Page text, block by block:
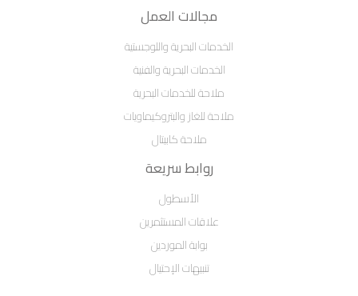
مجالات العمل
الخدمات البحرية واللوجستية
الخدمات البحرية والفنية
ملاحة للخدمات البحرية
ملاحة للغاز والبتروكيماويات
ملاحة كابيتال
روابط سريعة
الأسطول
علاقات المستثمرين
بوابة الموردين
تنبيهات الإحتيال